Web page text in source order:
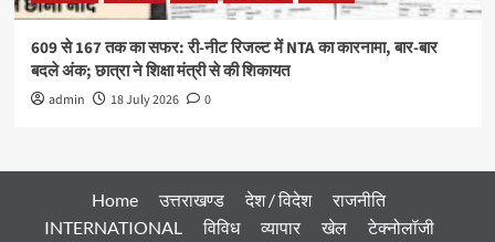
609 से 167 तक का सफर: री-नीट रिजल्ट में NTA का कारनामा, बार-बार
बदले अंक; छात्रा ने शिक्षा मंत्री से की शिकायत
admin 18 July 2026 0
Home उत्तराखण्ड देश / विदेश
राजनीति
INTERNATIONAL
विविध व्यापार खेल
टेक्नोलॉजी